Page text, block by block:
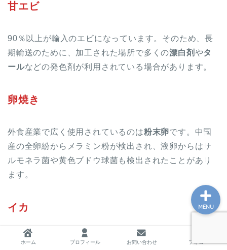
甘エビ
90％以上が輸入のエビになっています。そのため、長
期輸送のために、加工された場所で多くの漂白剤 やタ
ールなどの発色剤が利用されている場合があります。
卵焼き
外食産業で広く使用されているのは粉末卵です。中国
産の全卵紛からメラミン粉が検出され、液卵からはサ
ルモネラ菌や黄色ブドウ球菌も検出されたことがあり
ます。
イカ
本来のイカの色は薄黄色です。白くするために漂白
ホーム プロフィール お問い合わせ フォロー
MENU
ホーム
私の教育実践記録